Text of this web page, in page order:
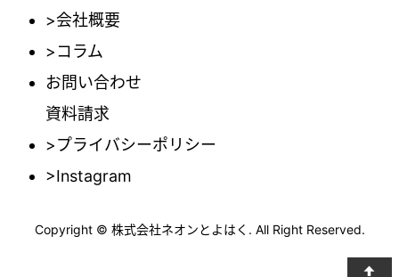
>会社概要
>コラム
お問い合わせ
資料請求
>プライバシーポリシー
>Instagram
Copyright © 株式会社ネオンとよはく. All Right Reserved.